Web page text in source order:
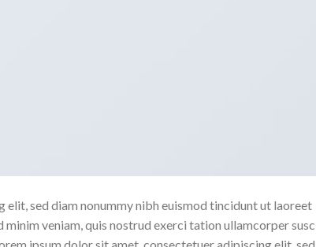
sed diam nonummy nibh euismod tincidunt ut laoreet
veniam, quis nostrud exerci tation ullamcorper